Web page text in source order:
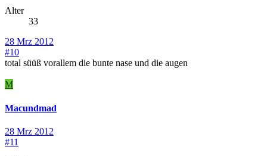
Alter
33
28 Mrz 2012
#10
total süüß vorallem die bunte nase und die augen
M
Macundmad
28 Mrz 2012
#11